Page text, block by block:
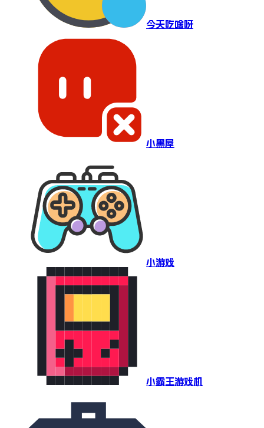
今天吃啥呀
小黑屋
小游戏
小霸王游戏机